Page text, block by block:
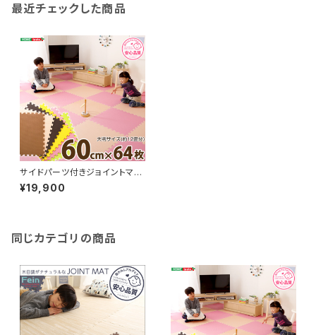
最近チェックした商品
サイドパーツ付きジョイントマッ
ト 64枚セット(大判60cm）安心
の低ホルムアルデヒド、防音、保
¥19,900
同じカテゴリの商品